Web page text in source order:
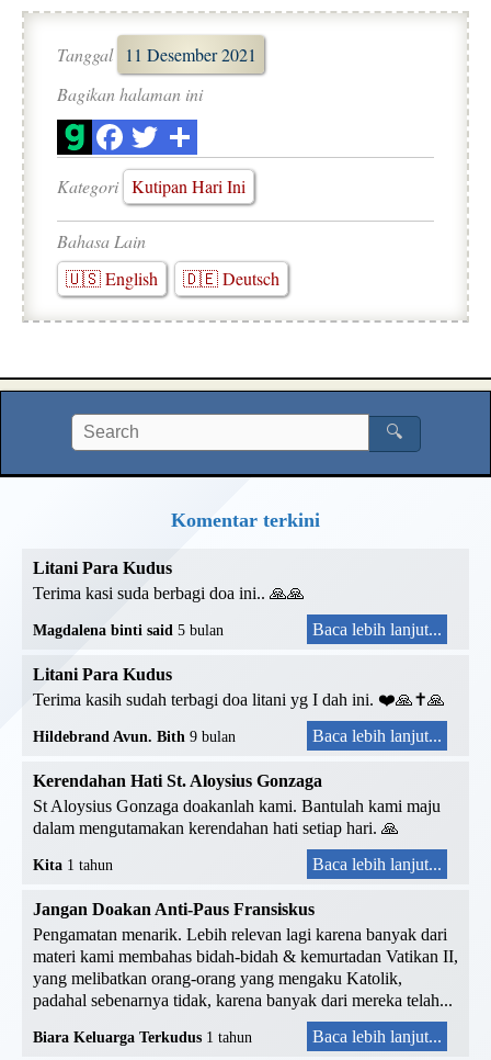
Tanggal 11 Desember 2021
Bagikan halaman ini
Kategori Kutipan Hari Ini
Bahasa Lain
🇺🇸 English
🇩🇪 Deutsch
🔍
Komentar terkini
Litani Para Kudus
Terima kasi suda berbagi doa ini.. 🙏🙏
Magdalena binti said 5 bulan Baca lebih lanjut...
Litani Para Kudus
Terima kasih sudah terbagi doa litani yg I dah ini. ❤️🙏✝️🙏
Hildebrand Avun. Bith 9 bulan Baca lebih lanjut...
Kerendahan Hati St. Aloysius Gonzaga
St Aloysius Gonzaga doakanlah kami. Bantulah kami maju
dalam mengutamakan kerendahan hati setiap hari. 🙏
Kita 1 tahun Baca lebih lanjut...
Jangan Doakan Anti-Paus Fransiskus
Pengamatan menarik. Lebih relevan lagi karena banyak dari
materi kami membahas bidah-bidah & kemurtadan Vatikan II,
yang melibatkan orang-orang yang mengaku Katolik,
padahal sebenarnya tidak, karena banyak dari mereka telah...
Biara Keluarga Terkudus 1 tahun Baca lebih lanjut...